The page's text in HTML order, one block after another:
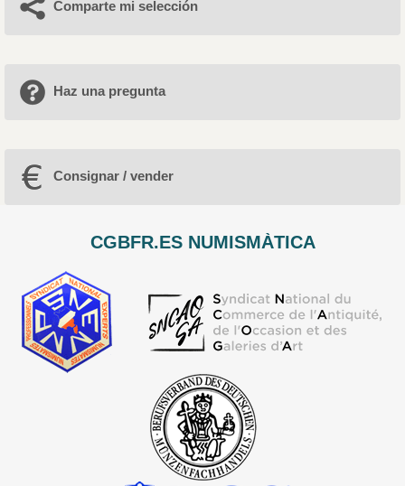
Comparte mi selección
Haz una pregunta
Consignar / vender
CGBFR.ES NUMISMÀTICA